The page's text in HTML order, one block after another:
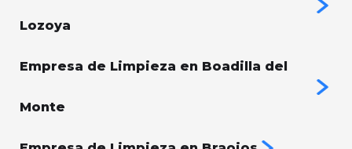
Lozoya
Empresa de Limpieza en Boadilla del
Monte